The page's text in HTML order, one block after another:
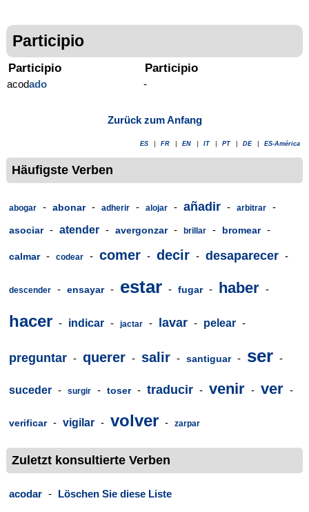
Participio
Participio
acodado
Participio
-
Zurück zum Anfang
ES FR EN IT PT DE ES-América
Häufigste Verben
abogar - abonar - adherir - alojar - añadir - arbitrar -
asociar - atender - avergonzar - brillar - bromear -
calmar - codear - comer - decir - desaparecer -
descender - ensayar - estar - fugar - haber -
hacer - indicar - jactar - lavar - pelear -
preguntar - querer - salir - santiguar - ser -
suceder - surgir - toser - traducir - venir - ver -
verificar - vigilar - volver - zarpar
Zuletzt konsultierte Verben
acodar - Löschen Sie diese Liste